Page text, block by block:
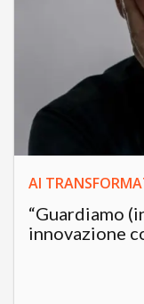
AI
“Guardiamo
innovazione